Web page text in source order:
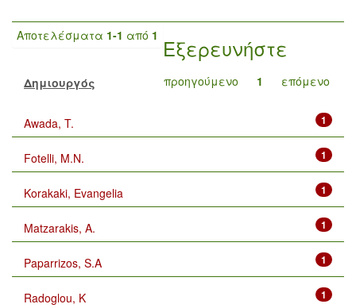
Αποτελέσματα 1-1 από 1
προηγούμενο 1 επόμενο
Εξερευνήστε
Δημιουργός
1
Awada, T.
1
Fotelli, M.N.
1
Korakaki, Evangelia
1
Matzarakis, A.
1
Paparrizos, S.A
1
Radoglou, K